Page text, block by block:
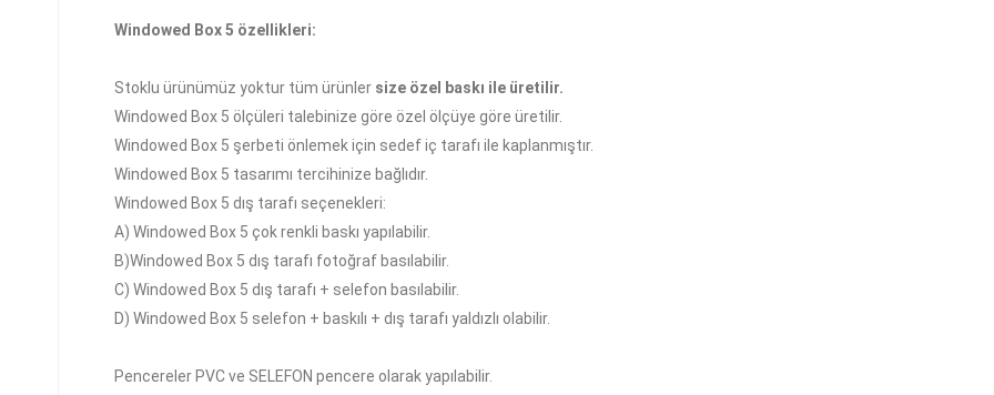
Windowed Box 5 özellikleri:
Stoklu ürünümüz yoktur tüm ürünler size özel baskı ile üretilir.
Windowed Box 5 ölçüleri talebinize göre özel ölçüye göre üretilir.
Windowed Box 5 şerbeti önlemek için sedef iç tarafı ile kaplanmıştır.
Windowed Box 5 tasarımı tercihinize bağlıdır.
Windowed Box 5 dış tarafı seçenekleri:
A) Windowed Box 5 çokrenkli baskı yapılabilir.
B)Windowed Box 5 dış tarafı fotoğraf basılabilir.
C) Windowed Box 5 dış tarafı + selefon basılabilir.
D) Windowed Box 5 selefon + baskılı + dış tarafı yaldızlı olabilir.
Pencereler PVC ve SELEFON pencere olarak yapılabilir.